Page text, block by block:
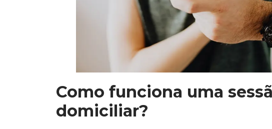
Como funciona uma
domiciliar?